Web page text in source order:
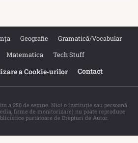
Geografie
Gramatică/Vocabular
Matematica Tech Stuff
a Cookie‐urilor Contact
a 250 de semne. Nici o instituţie sau persoană
firme de monitorizare) nu poate reproduce
purtătoare de Drepturi de Autor.